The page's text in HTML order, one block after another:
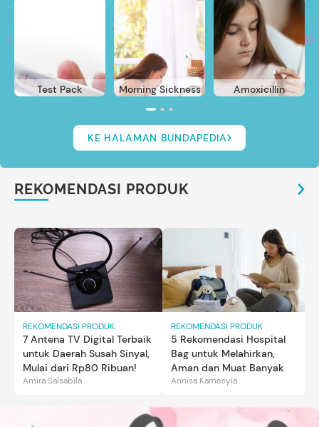
Test Pack Morning Sickness Amoxicillin
KE HALAMAN BUNDAPEDIA
REKOMENDASI PRODUK
REKOMENDASI PRODUK
7 Antena TV Digital Terbaik
untuk Daerah Susah Sinyal,
Mulai dari Rp80 Ribuan!
Amira Salsabila
REKOMENDASI PRODUK
5 Rekomendasi Hospital
Bag untuk Melahirkan,
Aman dan Muat Banyak
Annisa Karnesyia